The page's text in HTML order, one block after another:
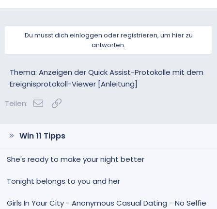
Du musst dich einloggen oder registrieren, um hier zu
antworten.
Thema: Anzeigen der Quick Assist-Protokolle mit dem
Ereignisprotokoll-Viewer [Anleitung]
Teilen:
E-Mail
Win 11 Tipps
She's ready to make your night better
Tonight belongs to you and her
Girls In Your City - Anonymous Casual Dating - No Selfie